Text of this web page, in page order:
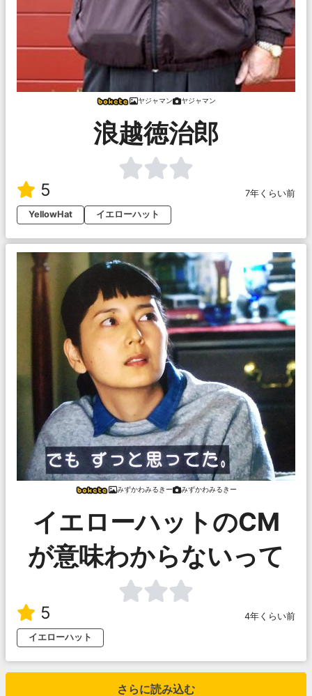
ヤジャマン ヤジャマン
浪越徳治郎
5
7年くらい前
YellowHat
イエローハット
みずかわみるきー みずかわみるきー
イエローハットのCM
が意味わからないって
5
4年くらい前
イエローハット
さらに読み込む